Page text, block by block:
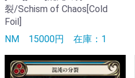
裂/Schism of Chaos[Cold
Foil]
NM 15000円 在庫：1